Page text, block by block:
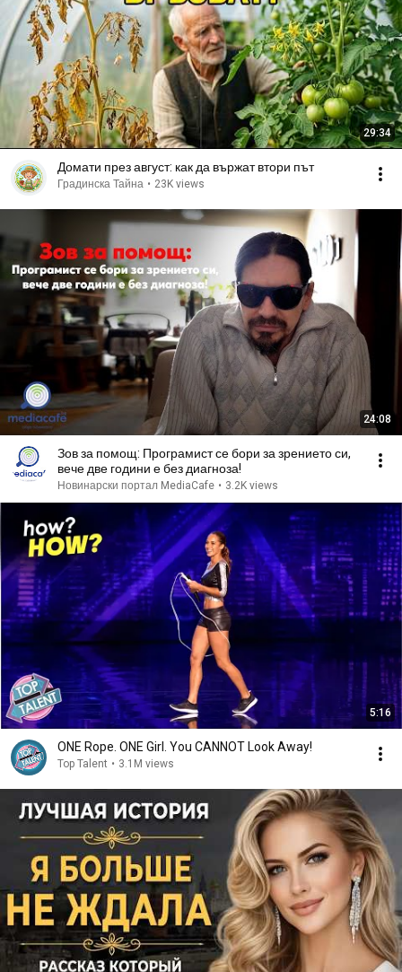
29:34
Домати през август: как да вържат втори път
Градинска Тайна • 23K views
24:08
Зов за помощ: Програмист се бори за зрението си,
вече две години е без диагноза!
Новинарски портал MediaCafe • 3.2K views
5:16
ONE Rope. ONE Girl. You CANNOT Look Away!
Top Talent • 3.1M views